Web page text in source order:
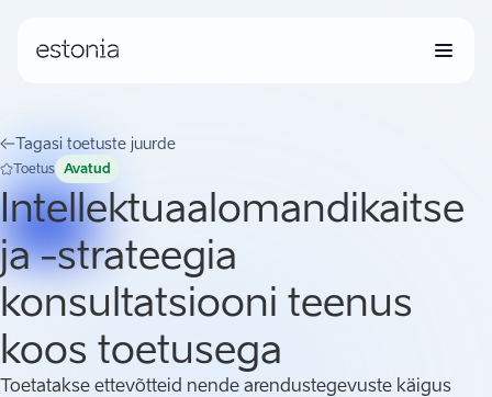
Tagasi toetuste juurde
Toetus Avatud
Intellektuaalomandikaitse
ja -strateegia
konsultatsiooni teenus
koos toetusega
Toetatakse ettevõtteid nende arendustegevuste käigus